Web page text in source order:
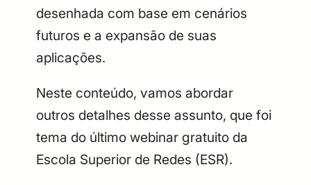
desenhada com base em cenários
futuros e a expansão de suas
aplicações.
Neste conteúdo, vamos abordar
outros detalhes desse assunto, que foi
tema do último webinar gratuito da
Escola Superior de Redes (ESR).